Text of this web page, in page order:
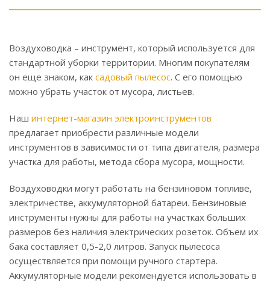
Воздуховодка – инструмент, который используется для
стандартной уборки территории. Многим покупателям
он еще знаком, как садовый пылесос. С его помощью
можно убрать участок от мусора, листьев.
Наш интернет-магазин электроинструментов
предлагает приобрести различные модели
инструментов в зависимости от типа двигателя, размера
участка для работы, метода сбора мусора, мощности.
Воздуховодки могут работать на бензиновом топливе,
электричестве, аккумуляторной батареи. Бензиновые
инструменты нужны для работы на участках больших
размеров без наличия электрических розеток. Объем их
бака составляет 0,5-2,0 литров. Запуск пылесоса
осуществляется при помощи ручного стартера.
Аккумуляторные модели рекомендуется использовать в